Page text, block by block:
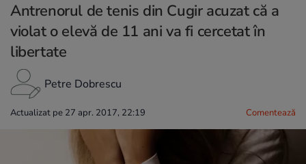
Antrenorul de tenis din Cugir acuzat că a
violat o elevă de 11 ani va fi cercetat în
libertate
Petre Dobrescu
Actualizat pe 27 apr. 2017, 22:19 Comentează